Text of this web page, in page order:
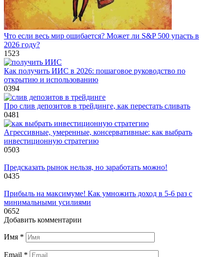
Что если весь мир ошибается? Может ли S&P 500 упасть в
2026 году?
1523
Как получить ИИС в 2026: пошаговое руководство по
открытию и использованию
0394
Про слив депозитов в трейдинге, как перестать сливать
0481
Агрессивные, умеренные, консервативные: как выбрать
инвестиционную стратегию
0503
Предсказать рынок нельзя, но заработать можно!
0435
Прибыль на максимуме! Как умножить доход в 5-6 раз с
минимальными усилиями
0652
Добавить комментарии
Имя *
Email *